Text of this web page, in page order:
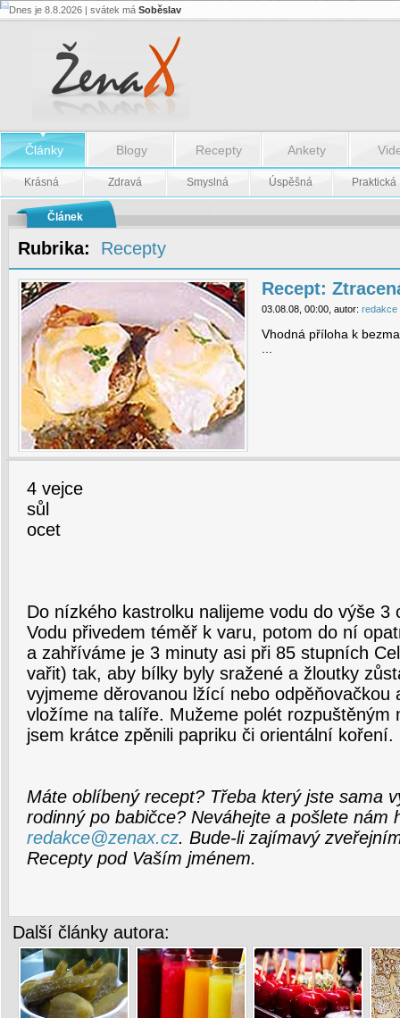
Recept:
Dnes je 8.8.2026 | svátek má Soběslav
Články Blogy Recepty Ankety
Krásná Zdravá Smyslná Úspěšná Praktická
Článek
Rubrika: Recepty
Recept:
03.08.08, 00:00, autor: redakce
Vhodná příloha k
4 vejce
sůl
ocet
Do nízkého kastrolku nalijeme vodu do výše 3
Vodu přivedem téměř k varu, potom do ní
a zahříváme je 3 minuty asi při 85 stupních
vařit) tak, aby bílky byly sražené a žloutky
vyjmeme děrovanou lžící nebo odpěňovačkou
vložíme na talíře. Mužeme polét rozpuštěným
jsem krátce zpěnili papriku či orientální koření.
Máte oblíbený recept? Třeba který jste sama
rodinný po babičce? Neváhejte a pošlete nám
redakce@zenax.cz. Bude-li zajímavý
Recepty pod Vaším jménem.
Další články autora: